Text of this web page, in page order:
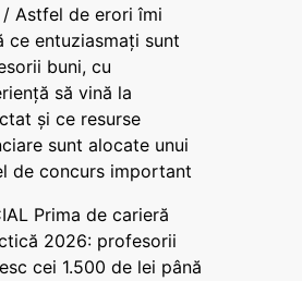
/ Astfel de erori îmi
ce entuziasmați sunt
buni, cu
să vină la
și ce resurse
sunt alocate unui
de concurs important
Prima de carieră
2026: profesorii
cei 1.500 de lei până